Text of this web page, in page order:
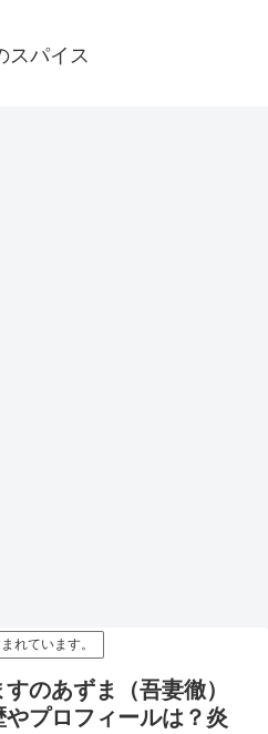
スパイス
れています。
のあずま（吾妻徹）
プロフィールは？炎